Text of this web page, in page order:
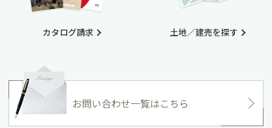
カタログ請求 土地／建売を探す
お問い合わせ一覧はこちら